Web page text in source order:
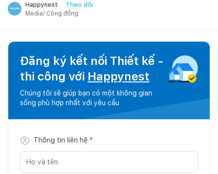
Happynest Theo dõi
Media/ Cộng đồng
Đăng ký kết nối Thiết kế -
thi công với Happynest
Chúng tôi sẽ giúp bạn có một không gian
sống phù hợp nhất với yêu cầu
Thông tin liên hệ *